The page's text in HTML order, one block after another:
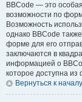
BBCode — это
возможности по
Возможность
однако BBCode
форме для его
заключаются в
информацией о
которое доступна
Вернуться к началу